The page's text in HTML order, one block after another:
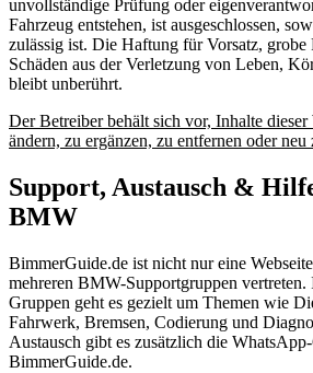
unvollständige Prüfung oder
Fahrzeug entstehen, ist ausgeschlossen,
zulässig ist. Die Haftung für Vorsatz,
Schäden aus der Verletzung von Leben,
bleibt unberührt.
Der Betreiber behält sich vor, Inhalte dieser
ändern, zu ergänzen, zu entfernen oder neu
Support, Austausch &
BMW
BimmerGuide.de ist nicht nur eine
mehreren BMW-Supportgruppen vertreten.
Gruppen geht es gezielt um Themen wie
Fahrwerk, Bremsen, Codierung und
Austausch gibt es zusätzlich die
BimmerGuide.de.